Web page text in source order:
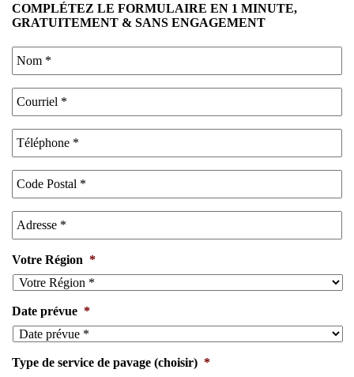
COMPLÉTEZ LE FORMULAIRE EN 1 MINUTE,
GRATUITEMENT & SANS ENGAGEMENT
Votre Région *
Date prévue *
Type de service de pavage (choisir) *